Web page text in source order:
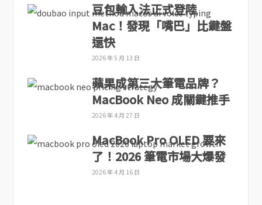
豆包輸入法正式登陸
Mac！發現「嘴巴」比鍵盤
還快
2026 年 5 月 13 日
蘋果成第三大筆電品牌？
MacBook Neo 成關鍵推手
2026 年 4 月 27 日
MacBook Pro OLED 要來
了！2026 筆電市場大爆發
2026 年 4 月 16 日